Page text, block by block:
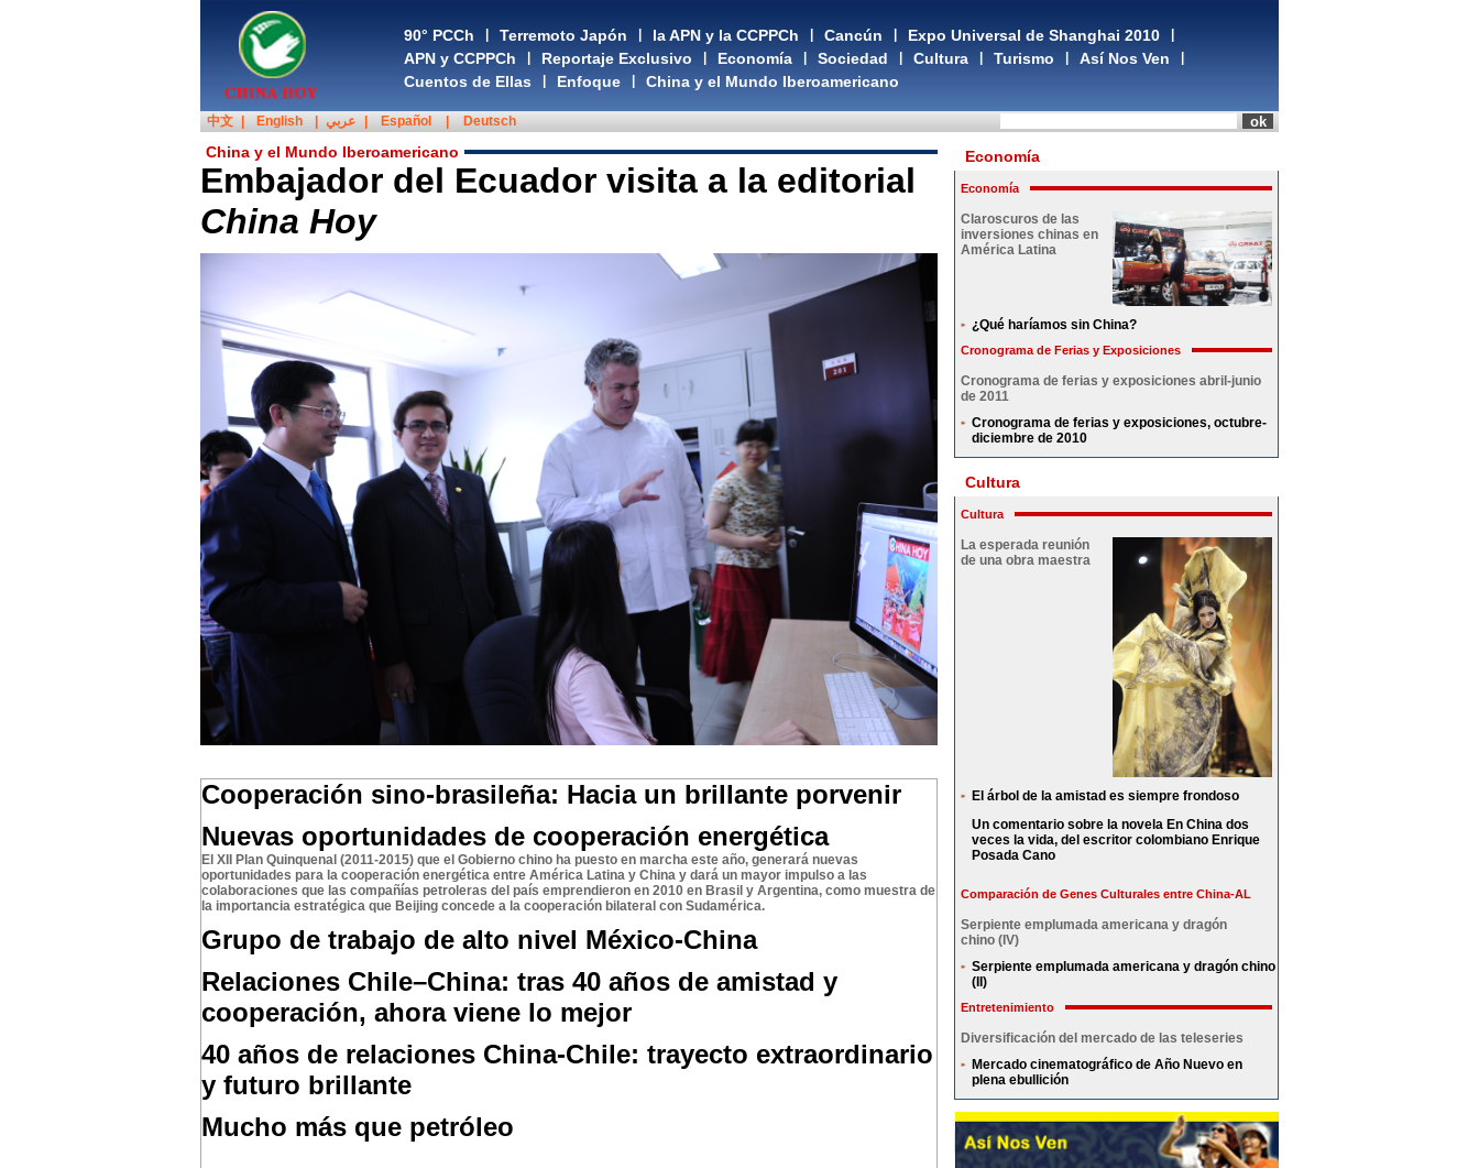
90° PCCh Terremoto Japón la APN y la CCPPCh Cancún Expo Universal de Shanghai 2010
APN y CCPPCh Reportaje Exclusivo Economía Sociedad Cultura Turismo Así Nos Ven
Cuentos de Ellas Enfoque China y el Mundo Iberoamericano
中文 English عربي Español Deutsch
China y el Mundo Iberoamericano
Embajador del Ecuador visita a la editorial
China Hoy
Cooperación sino-brasileña: Hacia un brillante porvenir
Nuevas oportunidades de cooperación energética
El XII Plan Quinquenal (2011-2015) que el Gobierno chino ha puesto en marcha este año, generará nuevas
oportunidades para la cooperación energética entre América Latina y China y dará un mayor impulso a las
colaboraciones que las compañías petroleras del país emprendieron en 2010 en Brasil y Argentina, como muestra de
la importancia estratégica que Beijing concede a la cooperación bilateral con Sudamérica.
Grupo de trabajo de alto nivel México-China
Relaciones Chile–China: tras 40 años de amistad y
cooperación, ahora viene lo mejor
40 años de relaciones China-Chile: trayecto extraordinario
y futuro brillante
Mucho más que petróleo
Economía
Economía
Claroscuros de las
inversiones chinas en
América Latina
¿Qué haríamos sin China?
Cronograma de Ferias y Exposiciones
Cronograma de ferias y exposiciones abril-junio
de 2011
Cronograma de ferias y exposiciones, octubre-
diciembre de 2010
Cultura
Cultura
La esperada reunión
de una obra maestra
El árbol de la amistad es siempre frondoso
Un comentario sobre la novela En China dos
veces la vida, del escritor colombiano Enrique
Posada Cano
Comparación de Genes Culturales entre China-AL
Serpiente emplumada americana y dragón
chino (IV)
Serpiente emplumada americana y dragón chino
(II)
Entretenimiento
Diversificación del mercado de las teleseries
Mercado cinematográfico de Año Nuevo en
plena ebullición